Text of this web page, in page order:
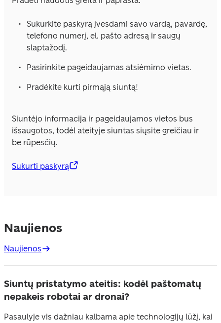
Sukurkite paskyrą įvesdami savo vardą, pavardę,
telefono numerį, el. pašto adresą ir saugų
slaptažodį.
Pasirinkite pageidaujamas atsiėmimo vietas.
Pradėkite kurti pirmąją siuntą!
Siuntėjo informacija ir pageidaujamos vietos bus
išsaugotos, todėl ateityje siuntas siųsite greičiau ir
be rūpesčių.
Sukurti paskyrą
Naujienos
Naujienos
Siuntų pristatymo ateitis: kodėl paštomatų
nepakeis robotai ar dronai?
Pasaulyje vis dažniau kalbama apie technologijų lūžį, kai